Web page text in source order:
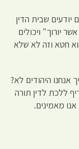
יודעים שבית הדין
יורוך" ויכולים
חטא וזה לא שלא
אנחנו היהודים לא?
ללכת לדין תורה
מאמינים.